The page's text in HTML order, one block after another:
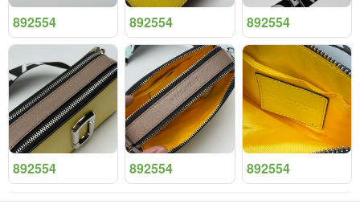
892554 892554 892554
892554 892554 892554